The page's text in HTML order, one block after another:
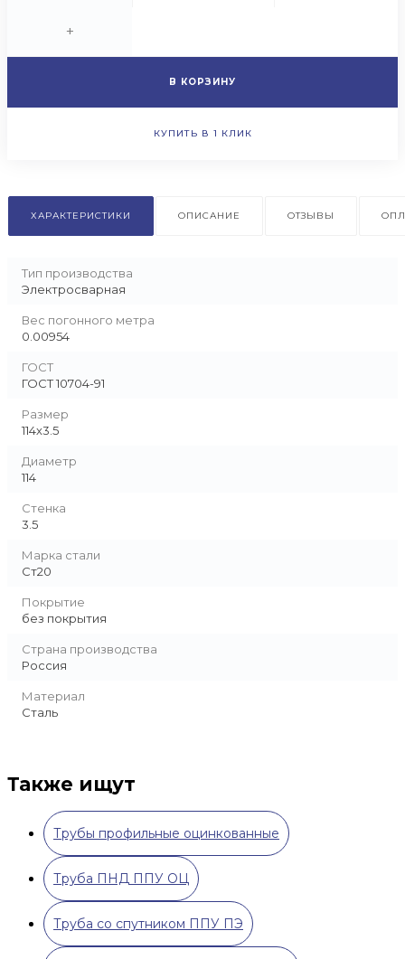
+
В КОРЗИНУ
КУПИТЬ В 1 КЛИК
ХАРАКТЕРИСТИКИ ОПИСАНИЕ ОТЗЫВЫ
Тип производства
Электросварная
Вес погонного метра
0.00954
ГОСТ
ГОСТ 10704-91
Размер
114х3.5
Диаметр
114
Стенка
3.5
Марка стали
Ст20
Покрытие
без покрытия
Страна производства
Россия
Материал
Сталь
Также ищут
Трубы профильные оцинкованные
Труба ПНД ППУ ОЦ
Труба со спутником ППУ ПЭ